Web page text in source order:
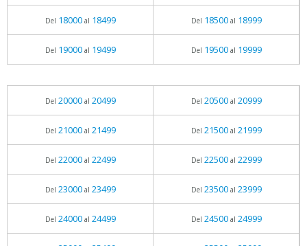
Del 18000al 18499 Del 18500al 18999
Del 19000al 19499 Del 19500al 19999
Del 20000al 20499 Del 20500al 20999
Del 21000al 21499 Del 21500al 21999
Del 22000al 22499 Del 22500al 22999
Del 23000al 23499 Del 23500al 23999
Del 24000al 24499 Del 24500al 24999